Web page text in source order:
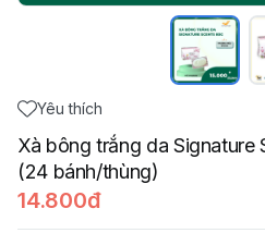
Yêu thích
Xà bông trắng da Signature
(24 bánh/thùng)
14.800đ